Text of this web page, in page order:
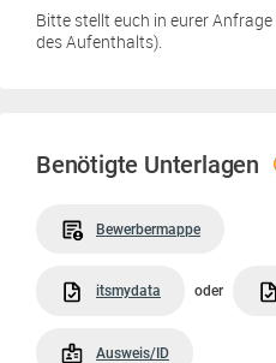
Bitte stellt euch in eurer
des Aufenthalts).
Benötigte Unterlagen
Bewerbermappe
itsmydata oder
Ausweis/ID